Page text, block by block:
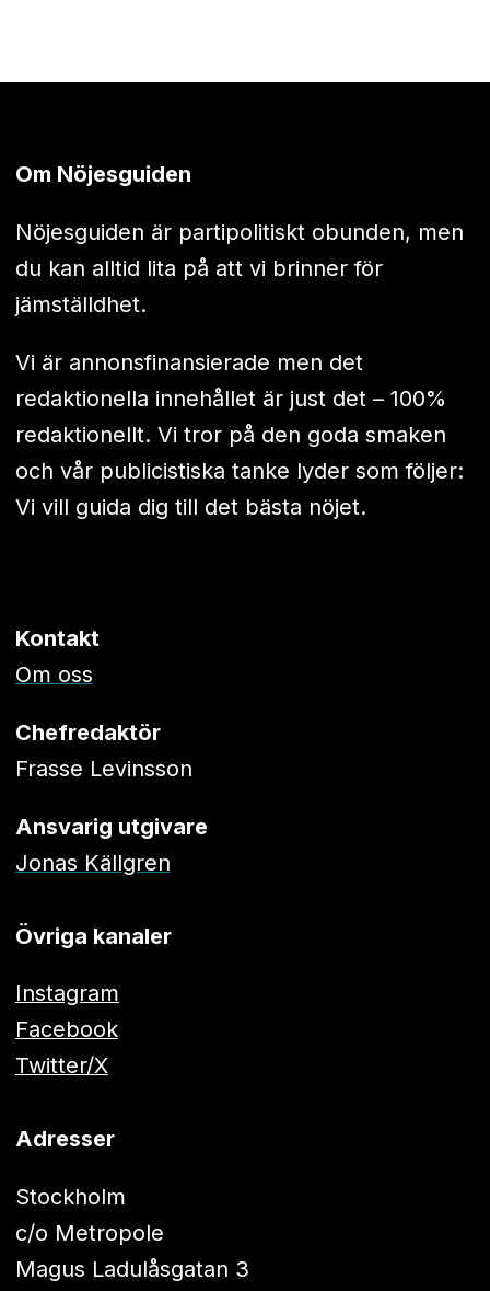
Om Nöjesguiden
Nöjesguiden är partipolitiskt obunden, men
du kan alltid lita på att vi brinner för
jämställdhet.
Vi är annonsfinansierade men det
redaktionella innehållet är just det – 100%
redaktionellt. Vi tror på den goda smaken
och vår publicistiska tanke lyder som följer:
Vi vill guida dig till det bästa nöjet.
Kontakt
Om oss
Chefredaktör
Frasse Levinsson
Ansvarig utgivare
Jonas Källgren
Övriga kanaler
Instagram
Facebook
Twitter/X
Adresser
Stockholm
c/o Metropole
Magus Ladulåsgatan 3